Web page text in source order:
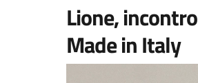
Lione,
Made in Italy